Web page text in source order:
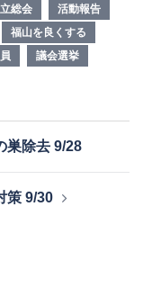
総会
活動報告
福山を良くする
議会選挙
巣除去 9/28
策 9/30